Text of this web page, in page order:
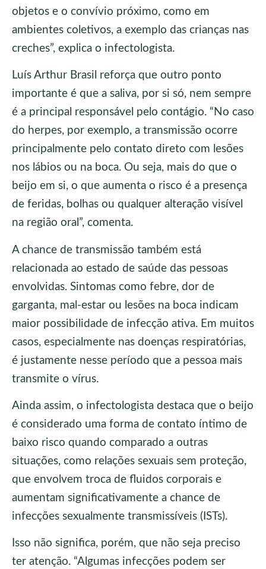
objetos e o convívio próximo, como em
ambientes coletivos, a exemplo das crianças nas
creches”, explica o infectologista.
Luís Arthur Brasil reforça que outro ponto
importante é que a saliva, por si só, nem sempre
é a principal responsável pelo contágio. “No caso
do herpes, por exemplo, a transmissão ocorre
principalmente pelo contato direto com lesões
nos lábios ou na boca. Ou seja, mais do que o
beijo em si, o que aumenta o risco é a presença
de feridas, bolhas ou qualquer alteração visível
na região oral”, comenta.
A chance de transmissão também está
relacionada ao estado de saúde das pessoas
envolvidas. Sintomas como febre, dor de
garganta, mal-estar ou lesões na boca indicam
maior possibilidade de infecção ativa. Em muitos
casos, especialmente nas doenças respiratórias,
é justamente nesse período que a pessoa mais
transmite o vírus.
Ainda assim, o infectologista destaca que o beijo
é considerado uma forma de contato íntimo de
baixo risco quando comparado a outras
situações, como relações sexuais sem proteção,
que envolvem troca de fluidos corporais e
aumentam significativamente a chance de
infecções sexualmente transmissíveis (ISTs).
Isso não significa, porém, que não seja preciso
ter atenção. “Algumas infecções podem ser